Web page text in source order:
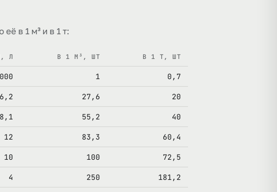
в 1 м³ и в 1 т:
Л В 1 М³, ШТ В 1 Т, ШТ
1 0,7
27,6 20
55,2 40
12 83,3 60,4
10 100 72,5
4 250 181,2